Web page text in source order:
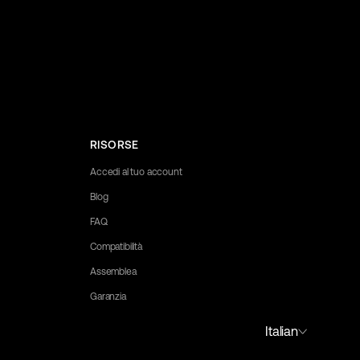
RISORSE
Accedi al tuo account
Blog
FAQ
Compatibilità
Assemblea
Garanzia
Italian